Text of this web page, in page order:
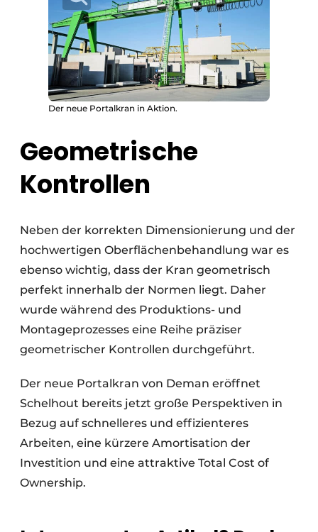
Der neue Portalkran in Aktion.
Geometrische
Kontrollen
Neben der korrekten Dimensionierung und der
hochwertigen Oberflächenbehandlung war es
ebenso wichtig, dass der Kran geometrisch
perfekt innerhalb der Normen liegt. Daher
wurde während des Produktions- und
Montageprozesses eine Reihe präziser
geometrischer Kontrollen durchgeführt.
Der neue Portalkran von Deman eröffnet
Schelhout bereits jetzt große Perspektiven in
Bezug auf schnelleres und effizienteres
Arbeiten, eine kürzere Amortisation der
Investition und eine attraktive Total Cost of
Ownership.